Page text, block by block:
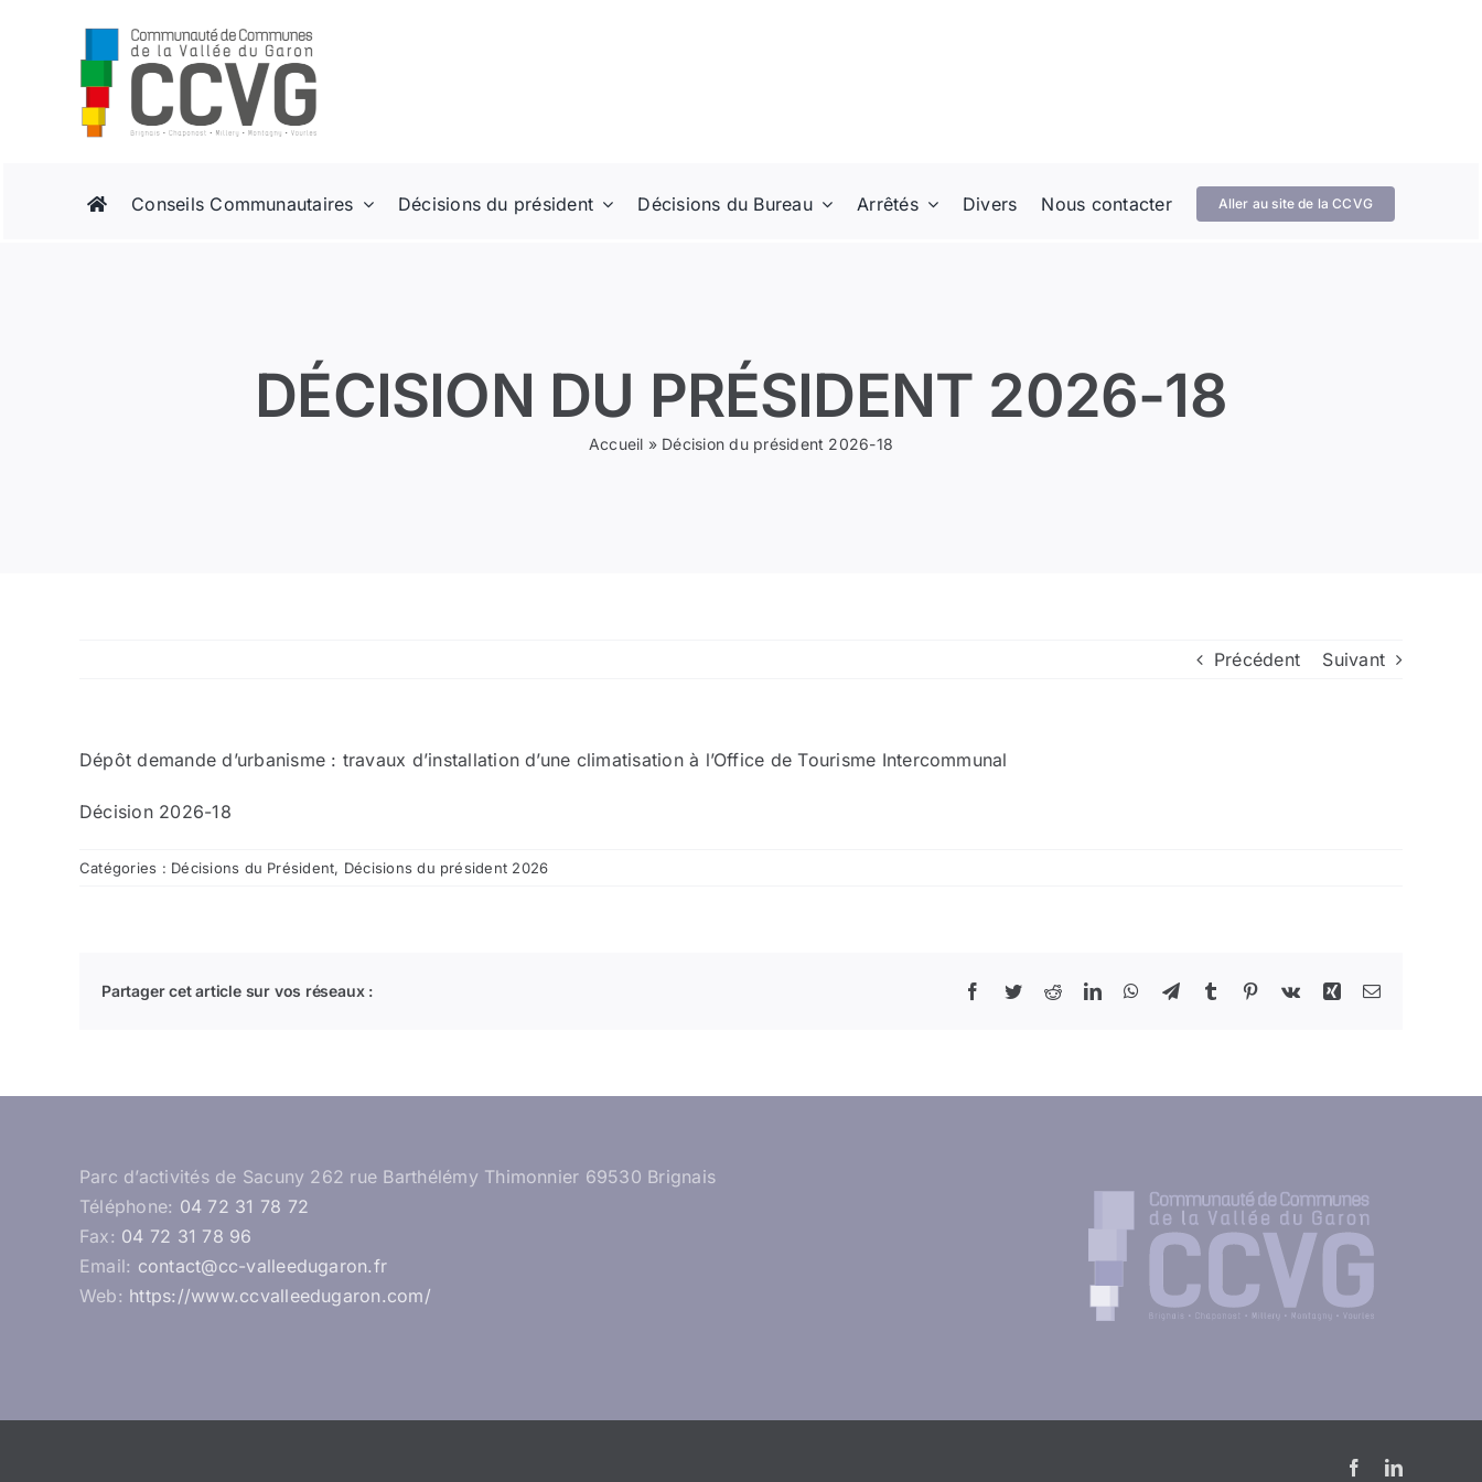
Conseils Communautaires Décisions du président Décisions du Bureau Arrêtés Divers Nous contacter Aller au site de la CCVG
DÉCISION DU PRÉSIDENT 2026-18
Accueil » Décision du président 2026-18
Précédent Suivant
Dépôt demande d’urbanisme : travaux d’installation d’une climatisation à l’Office de Tourisme Intercommunal
Décision 2026-18
Catégories : Décisions du Président, Décisions du président 2026
Partager cet article sur vos réseaux : Facebook
TwitterRedditLinkedInWhatsApp
TelegramTumblr Pinterest
Vk Xing Email
Parc d’activités de Sacuny 262 rue Barthélémy Thimonnier 69530 Brignais
Téléphone: 04 72 31 78 72
Fax: 04 72 31 78 96
Email: contact@cc-valleedugaron.fr
Web: https://www.ccvalleedugaron.com/
FacebookLinkedIn